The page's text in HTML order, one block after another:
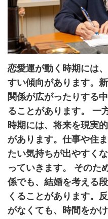
恋愛運が動く時期には
すい傾向があります。
関係が広がったりする
ることがあります。 一
時期には、将来を現実
があります。仕事や住
たい気持ちが出やすく
っていきます。 そのた
係でも、結婚を考える
くることがあります。
がなくても、時間をか